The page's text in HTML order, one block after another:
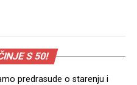
S 50!
predrasude o starenju i